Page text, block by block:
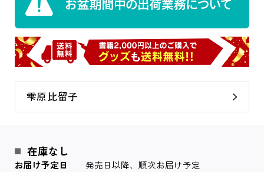
雫原比留子
在庫なし
お届け予定日 発売日以降、順次お届け予定